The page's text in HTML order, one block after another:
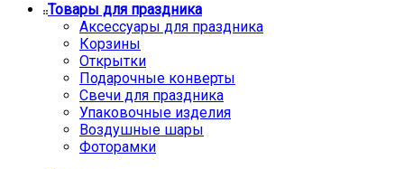
Товары для праздника
Аксессуары для праздника
Корзины
Открытки
Подарочные конверты
Свечи для праздника
Упаковочные изделия
Воздушные шары
Фоторамки